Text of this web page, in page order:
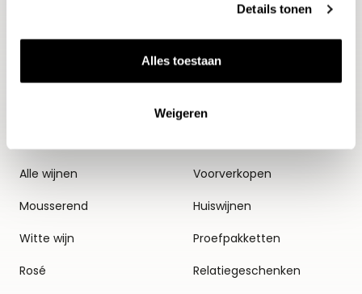
Details tonen
Alles toestaan
Weigeren
Alle wijnen
Mousserend
Witte wijn
Rosé
Thema's
Voorverkopen
Huiswijnen
Proefpakketten
Relatiegeschenken